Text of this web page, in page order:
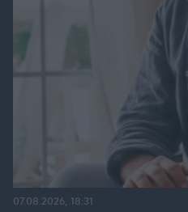
07.08.2026, 18:31